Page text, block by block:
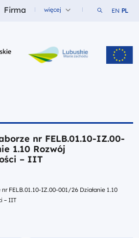
Fundusze dla
Firma więcej Szukaj w
EN PL
Lubuskiego
nr FELB.01.10-IZ.00-
1.10 Rozwój
– IIT
nr FELB.01.10-IZ.00-001/26 Działanie 1.10
– IIT